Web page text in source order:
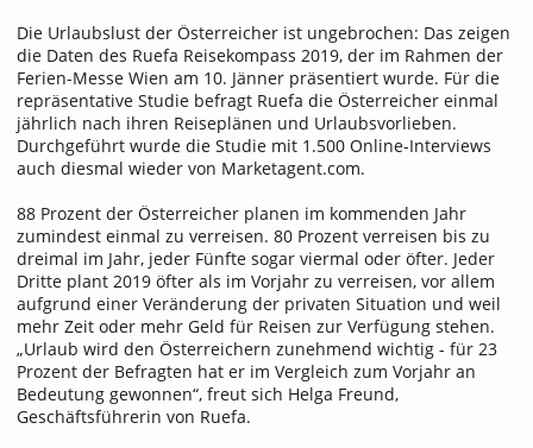
Die Urlaubslust der Österreicher ist ungebrochen: Das zeigen
die Daten des Ruefa Reisekompass 2019, der im Rahmen der
Ferien-Messe Wien am 10. Jänner präsentiert wurde. Für die
repräsentative Studie befragt Ruefa die Österreicher einmal
jährlich nach ihren Reiseplänen und Urlaubsvorlieben.
Durchgeführt wurde die Studie mit 1.500 Online-Interviews
auch diesmal wieder von Marketagent.com.
88 Prozent der Österreicher planen im kommenden Jahr
zumindest einmal zu verreisen. 80 Prozent verreisen bis zu
dreimal im Jahr, jeder Fünfte sogar viermal oder öfter. Jeder
Dritte plant 2019 öfter als im Vorjahr zu verreisen, vor allem
aufgrund einer Veränderung der privaten Situation und weil
mehr Zeit oder mehr Geld für Reisen zur Verfügung stehen.
„Urlaub wird den Österreichern zunehmend wichtig - für 23
Prozent der Befragten hat er im Vergleich zum Vorjahr an
Bedeutung gewonnen“, freut sich Helga Freund,
Geschäftsführerin von Ruefa.